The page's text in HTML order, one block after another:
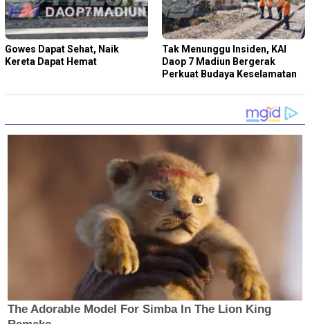
Gowes Dapat Sehat, Naik
Kereta Dapat Hemat
Tak Menunggu Insiden, KAI
Daop 7 Madiun Bergerak
Perkuat Budaya Keselamatan